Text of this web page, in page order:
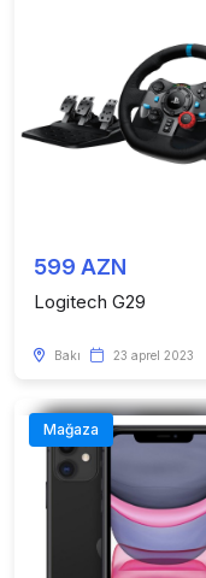
599 AZN
Logitech G29
Bakı 23 aprel 2023
Mağaza